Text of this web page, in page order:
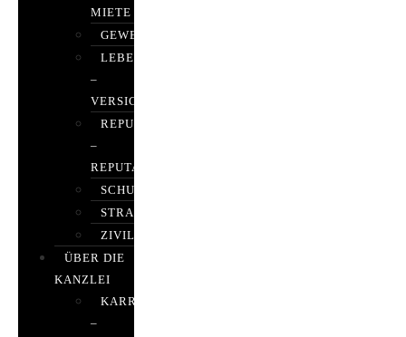
MIETE
GEWERBERECHT
LEBENSVERSICHERUNG
–
VERSICHERUNGSRECHT
REPUTATIONSRECHT
–
REPUTATIONSMANAGEMENT
SCHUFARECHT
STRAFRECHT
ZIVILRECHT
ÜBER DIE
KANZLEI
KARRIERE
–